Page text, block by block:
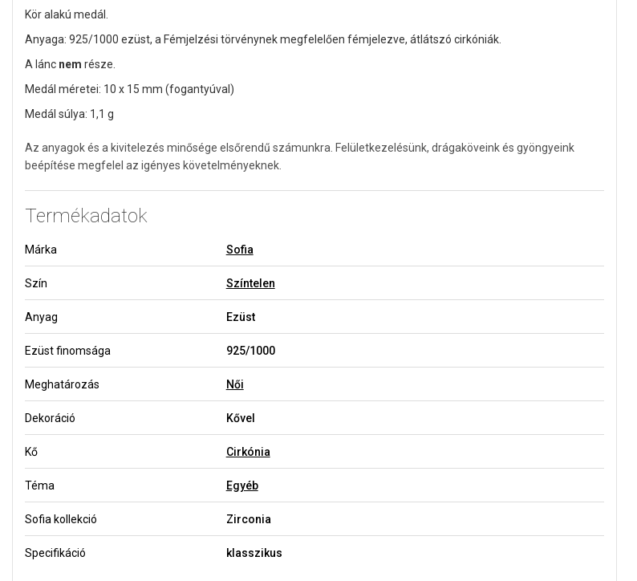
Kör alakú medál.
Anyaga: 925/1000 ezüst, a Fémjelzési törvénynek megfelelően fémjelezve, átlátszó cirkóniák.
A lánc nem része.
Medál méretei: 10 x 15 mm (fogantyúval)
Medál súlya: 1,1 g
Az anyagok és a kivitelezés minősége elsőrendű számunkra. Felületkezelésünk, drágaköveink és gyöngyeink
beépítése megfelel az igényes követelményeknek.
Termékadatok
Márka Sofia
Szín Színtelen
Anyag Ezüst
Ezüst finomsága 925/1000
Meghatározás Női
Dekoráció Kővel
Kő Cirkónia
Téma Egyéb
Sofia kollekció Zirconia
Specifikáció klasszikus